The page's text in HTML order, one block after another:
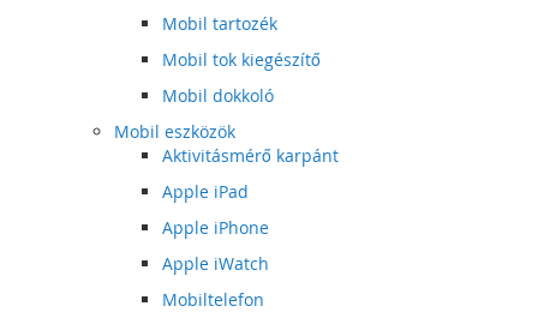
Mobil tartozék
Mobil tok kiegészítő
Mobil dokkoló
Mobil eszközök
Aktivitásmérő karpánt
Apple iPad
Apple iPhone
Apple iWatch
Mobiltelefon